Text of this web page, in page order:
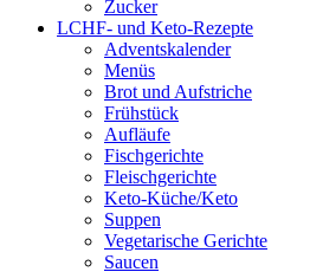
Zucker
LCHF- und Keto-Rezepte
Adventskalender
Menüs
Brot und Aufstriche
Frühstück
Aufläufe
Fischgerichte
Fleischgerichte
Keto-Küche/Keto
Suppen
Vegetarische Gerichte
Saucen